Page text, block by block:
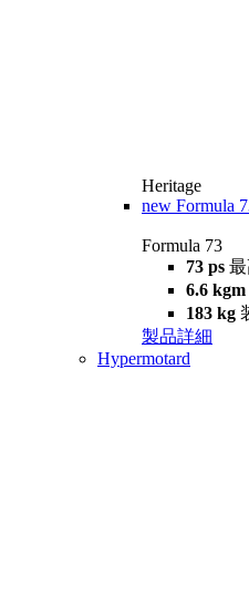
Heritage
new Formula
Formula 73
73 ps
6.6 kgm
183 kg
製品詳細
Hypermotard